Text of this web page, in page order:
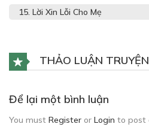
THẢO LUẬN
Để lại một bình luận
You must Register or Login to post